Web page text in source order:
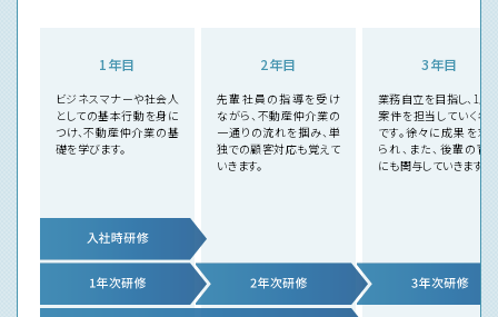
1年目
ビジネスマナーや社会人
としての基本行動を身に
つけ、不動産仲介業の基
礎を学びます。
2年目
先輩社員の指導を受け
ながら、不動産仲介業の
一通りの流れを掴み、単
独での顧客対応も覚えて
いきます。
3年目
業務自立を目指し、1人
案件を担当していく年
です。徐々に成果を求
られ、また、後輩の育
にも関与していきます。